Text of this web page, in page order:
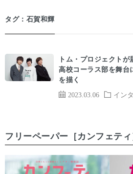
タグ：石賀和輝
2023.03.06 イン
トム・プロジェクト
高校コーラス部を舞台
を描く
フリーペーパー［カンフェティ